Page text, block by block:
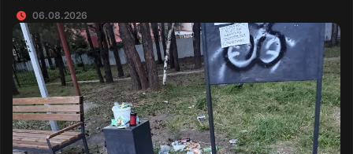
06.08.2026